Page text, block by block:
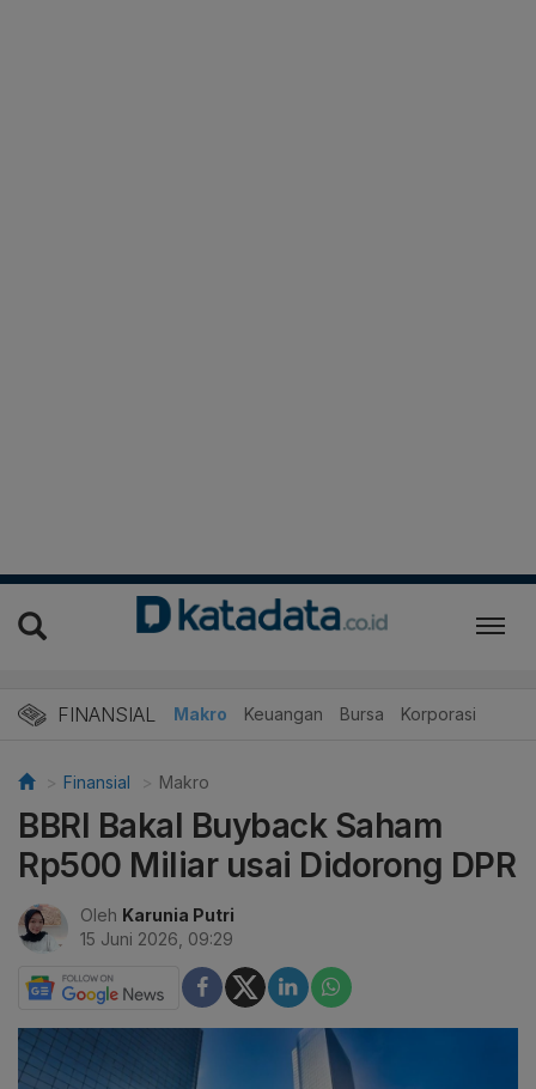
FINANSIAL Makro Keuangan Bursa Korporasi
Finansial Makro
BBRI Bakal Buyback Saham
Rp500 Miliar usai Didorong DPR
Oleh Karunia Putri
15 Juni 2026, 09:29